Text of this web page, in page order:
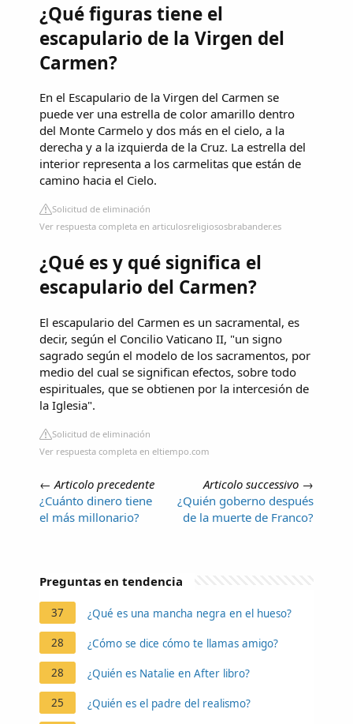
¿Qué figuras tiene el
escapulario de la Virgen del
Carmen?
En el Escapulario de la Virgen del Carmen se
puede ver una estrella de color amarillo dentro
del Monte Carmelo y dos más en el cielo, a la
derecha y a la izquierda de la Cruz. La estrella del
interior representa a los carmelitas que están de
camino hacia el Cielo.
Solicitud de eliminación
Ver respuesta completa en articulosreligiososbrabander.es
¿Qué es y qué significa el
escapulario del Carmen?
El escapulario del Carmen es un sacramental, es
decir, según el Concilio Vaticano II, "un signo
sagrado según el modelo de los sacramentos, por
medio del cual se significan efectos, sobre todo
espirituales, que se obtienen por la intercesión de
la Iglesia".
Solicitud de eliminación
Ver respuesta completa en eltiempo.com
← Articolo precedente
¿Cuánto dinero tiene
el más millonario?
Articolo successivo →
¿Quién goberno después
de la muerte de Franco?
Preguntas en tendencia
37 ¿Qué es una mancha negra en el hueso?
28 ¿Cómo se dice cómo te llamas amigo?
28 ¿Quién es Natalie en After libro?
25 ¿Quién es el padre del realismo?